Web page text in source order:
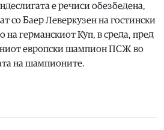
е речиси обезбедена,
со Баер Леверкузен на гостински
на германскиот Куп, в среда, пред
европски шампион ПСЖ во
на шампионите.